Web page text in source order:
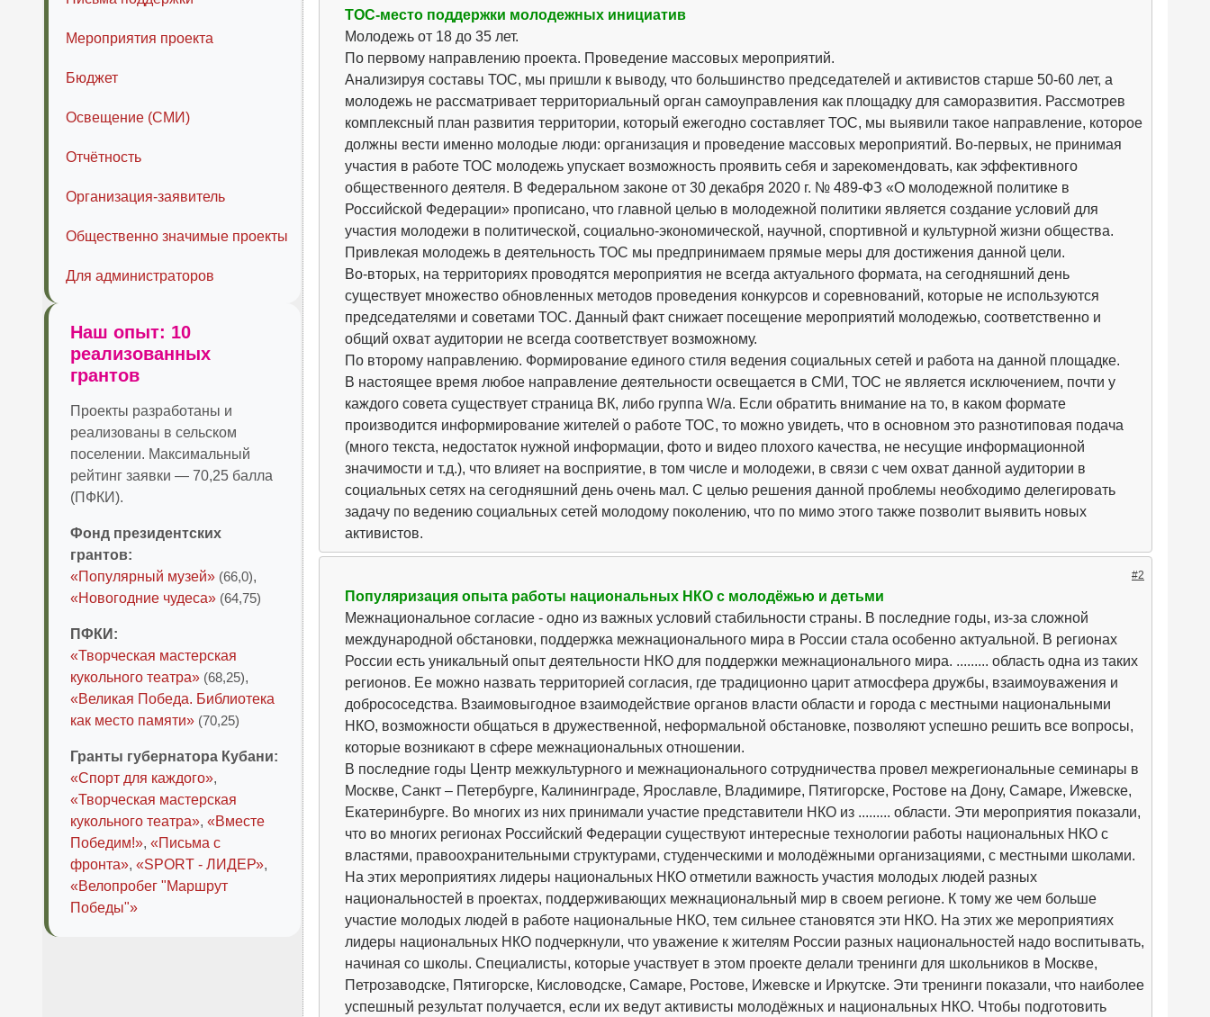
Мероприятия проекта
Бюджет
Освещение (СМИ)
Отчётность
Организация-заявитель
Общественно значимые проекты
Для администраторов
Наш опыт: 10
реализованных
грантов
Проекты разработаны и
реализованы в сельском
поселении. Максимальный
рейтинг заявки — 70,25 балла
(ПФКИ).
Фонд президентских
грантов:
«Популярный музей» (66,0),
«Новогодние чудеса» (64,75)
ПФКИ:
«Творческая мастерская
кукольного театра» (68,25),
«Великая Победа. Библиотека
как место памяти» (70,25)
Гранты губернатора Кубани:
«Спорт для каждого»,
«Творческая мастерская
кукольного театра», «Вместе
Победим!», «Письма с
фронта», «SPORT - ЛИДЕР»,
«Велопробег "Маршрут
Победы"»
ТОС-место поддержки молодежных инициатив
Молодежь от 18 до 35 лет.
По первому направлению проекта. Проведение массовых мероприятий.
Анализируя составы ТОС, мы пришли к выводу, что большинство председателей и активистов старше 50-60 лет, а
молодежь не рассматривает территориальный орган самоуправления как площадку для саморазвития. Рассмотрев
комплексный план развития территории, который ежегодно составляет ТОС, мы выявили такое направление, которое
должны вести именно молодые люди: организация и проведение массовых мероприятий. Во-первых, не принимая
участия в работе ТОС молодежь упускает возможность проявить себя и зарекомендовать, как эффективного
общественного деятеля. В Федеральном законе от 30 декабря 2020 г. № 489-ФЗ «О молодежной политике в
Российской Федерации» прописано, что главной целью в молодежной политики является создание условий для
участия молодежи в политической, социально-экономической, научной, спортивной и культурной жизни общества.
Привлекая молодежь в деятельность ТОС мы предпринимаем прямые меры для достижения данной цели.
Во-вторых, на территориях проводятся мероприятия не всегда актуального формата, на сегодняшний день
существует множество обновленных методов проведения конкурсов и соревнований, которые не используются
председателями и советами ТОС. Данный факт снижает посещение мероприятий молодежью, соответственно и
общий охват аудитории не всегда соответствует возможному.
По второму направлению. Формирование единого стиля ведения социальных сетей и работа на данной площадке.
В настоящее время любое направление деятельности освещается в СМИ, ТОС не является исключением, почти у
каждого совета существует страница ВК, либо группа W/a. Если обратить внимание на то, в каком формате
производится информирование жителей о работе ТОС, то можно увидеть, что в основном это разнотиповая подача
(много текста, недостаток нужной информации, фото и видео плохого качества, не несущие информационной
значимости и т.д.), что влияет на восприятие, в том числе и молодежи, в связи с чем охват данной аудитории в
социальных сетях на сегодняшний день очень мал. С целью решения данной проблемы необходимо делегировать
задачу по ведению социальных сетей молодому поколению, что по мимо этого также позволит выявить новых
активистов.
#2
Популяризация опыта работы национальных НКО с молодёжью и детьми
Межнациональное согласие - одно из важных условий стабильности страны. В последние годы, из-за сложной
международной обстановки, поддержка межнационального мира в России стала особенно актуальной. В регионах
России есть уникальный опыт деятельности НКО для поддержки межнационального мира. ......... область одна из таких
регионов. Ее можно назвать территорией согласия, где традиционно царит атмосфера дружбы, взаимоуважения и
добрососедства. Взаимовыгодное взаимодействие органов власти области и города с местными национальными
НКО, возможности общаться в дружественной, неформальной обстановке, позволяют успешно решить все вопросы,
которые возникают в сфере межнациональных отношении.
В последние годы Центр межкультурного и межнационального сотрудничества провел межрегиональные семинары в
Москве, Санкт – Петербурге, Калининграде, Ярославле, Владимире, Пятигорске, Ростове на Дону, Самаре, Ижевске,
Екатеринбурге. Во многих из них принимали участие представители НКО из ......... области. Эти мероприятия показали,
что во многих регионах Российский Федерации существуют интересные технологии работы национальных НКО с
властями, правоохранительными структурами, студенческими и молодёжными организациями, с местными школами.
На этих мероприятиях лидеры национальных НКО отметили важность участия молодых людей разных
национальностей в проектах, поддерживающих межнациональный мир в своем регионе. К тому же чем больше
участие молодых людей в работе национальные НКО, тем сильнее становятся эти НКО. На этих же мероприятиях
лидеры национальных НКО подчеркнули, что уважение к жителям России разных национальностей надо воспитывать,
начиная со школы. Специалисты, которые участвует в этом проекте делали тренинги для школьников в Москве,
Петрозаводске, Пятигорске, Кисловодске, Самаре, Ростове, Ижевске и Иркутске. Эти тренинги показали, что наиболее
успешный результат получается, если их ведут активисты молодёжных и национальных НКО. Чтобы подготовить